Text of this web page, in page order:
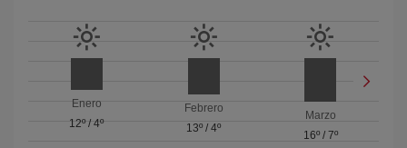
Enero
12º/4º
Febrero
13º / 4º
Marzo
16º/ 7º